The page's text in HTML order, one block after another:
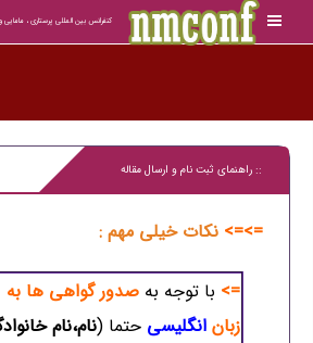
کنفرانس بین المللی پرستاری ، مامایی
:: راهنمای ثبت نام و ارسال مقاله
=>=> نکات خیلی مهم :
=> با توجه به صدور گواهی ها به
زبان انگلیسی حتما (نام،نام